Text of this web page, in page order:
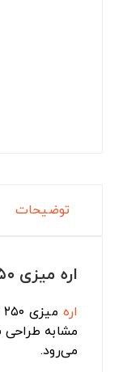
توضیحات
اره میزی ۲۵۰ میلیمتر مجهز به گارد ریل و پایه تاشو Mahak مدل TS-250M
اره میزی ۲۵۰ میلی‌متر مجهز به گارد ریل و پایه تاشو محک مدل TS-250M یکی از ابزارهای کاربردی و قدرتمند در دسته
مشابه
می‌رود.